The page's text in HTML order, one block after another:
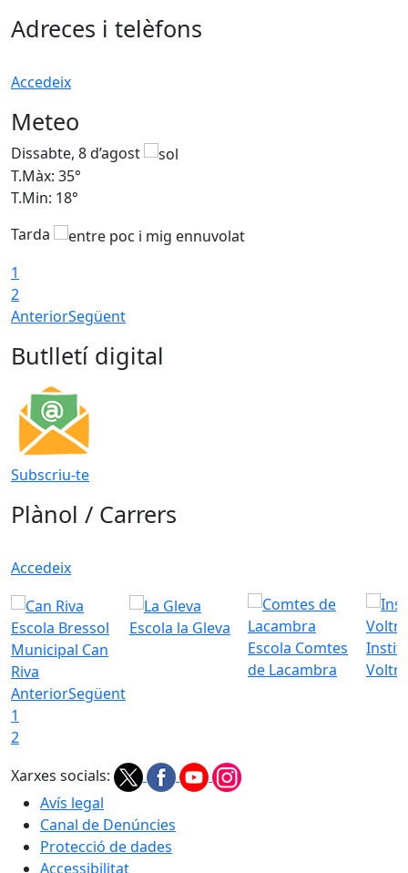
Adreces i telèfons
Accedeix
Meteo
Dissabte, 8 d’agost
T.Màx: 35°
T.Min: 18°
Tarda
1
2
AnteriorSegüent
Butlletí digital
Subscriu-te
Plànol / Carrers
Accedeix
Escola Bressol
Municipal Can
Riva
Escola la Gleva
Escola Comtes
de Lacambra
AnteriorSegüent
1
2
Xarxes socials:
Avís legal
Canal de Denúncies
Protecció de dades
Accessibilitat